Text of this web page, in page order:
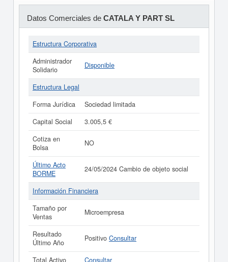
Datos Comerciales de CATALA Y PART SL
Estructura Corporativa
Administrador
Solidario
Disponible
Estructura Legal
Forma Jurídica
Sociedad limitada
Capital Social
3.005,5 €
Cotiza en
Bolsa
NO
Último Acto
BORME
24/05/2024 Cambio de objeto social
Información Financiera
Tamaño por
Ventas
Microempresa
Resultado
Último Año
Positivo Consultar
Total Activo Consultar